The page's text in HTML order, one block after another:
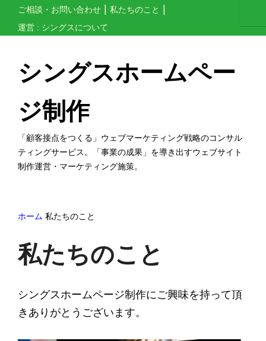
ご相談・お問い合わせ
私たちのこと
運営 : シングスについて
シングスホームペー
ジ制作
「顧客接点をつくる」ウェブマーケティング戦略のコンサル
ティングサービス。「事業の成果」を導き出すウェブサイト
制作運営・マーケティング施策。
ホーム 私たちのこと
私たちのこと
シングスホームページ制作にご興味を持って頂
きありがとうございます。